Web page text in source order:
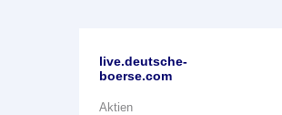
live.deutsche-
boerse.com
Aktien